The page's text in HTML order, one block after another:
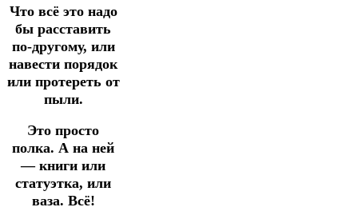
Что всё это надо
бы расставить
по-другому, или
навести порядок
или протереть от
пыли.
Это просто
полка. А на ней
— книги или
статуэтка, или
ваза. Всё!